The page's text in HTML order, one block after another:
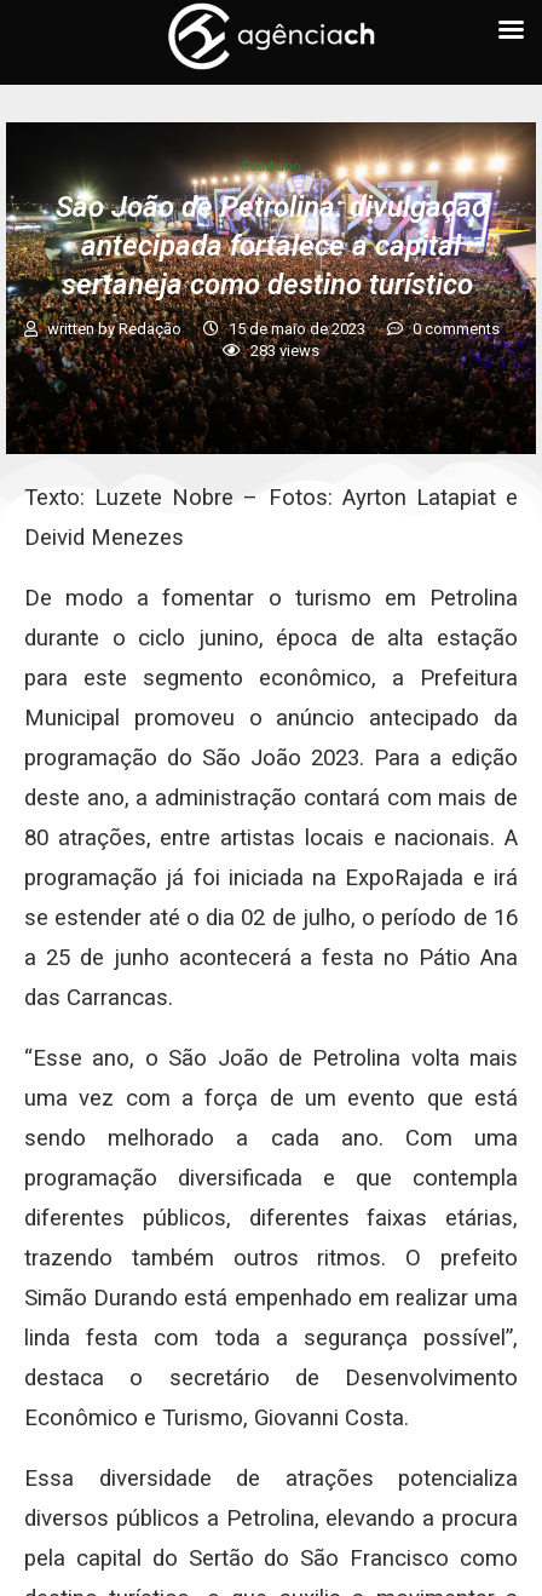
Cotidiano
São João de Petrolina: divulgação
antecipada fortalece a capital
sertaneja como destino turístico
written byRedação 15 de maio de 2023
0 comments
283views
Texto: Luzete Nobre – Fotos: Ayrton Latapiat e
Deivid Menezes
De modo a fomentar o turismo em Petrolina
durante o ciclo junino, época de alta estação
para este segmento econômico, a Prefeitura
Municipal promoveu o anúncio antecipado da
programação do São João 2023. Para a edição
deste ano, a administração contará com mais de
80 atrações, entre artistas locais e nacionais. A
programação já foi iniciada na ExpoRajada e irá
se estender até o dia 02 de julho, o período de 16
a 25 de junho acontecerá a festa no Pátio Ana
das Carrancas.
“Esse ano, o São João de Petrolina volta mais
uma vez com a força de um evento que está
sendo melhorado a cada ano. Com uma
programação diversificada e que contempla
diferentes públicos, diferentes faixas etárias,
trazendo também outros ritmos. O prefeito
Simão Durando está empenhado em realizar uma
linda festa com toda a segurança possível”,
destaca o secretário de Desenvolvimento
Econômico e Turismo, Giovanni Costa.
Essa diversidade de atrações potencializa
diversos públicos a Petrolina, elevando a procura
pela capital do Sertão do São Francisco como